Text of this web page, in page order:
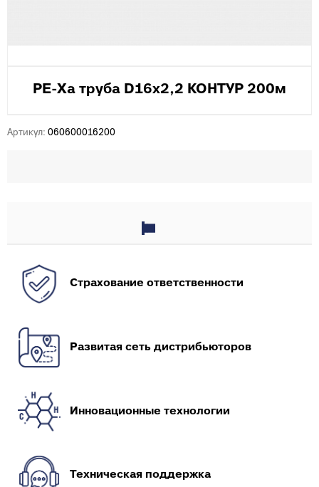
PE-Xa труба D16х2,2 КОНТУР 200м
Артикул: 060600016200
Страхование ответственности
Развитая сеть дистрибьюторов
Инновационные технологии
Техническая поддержка